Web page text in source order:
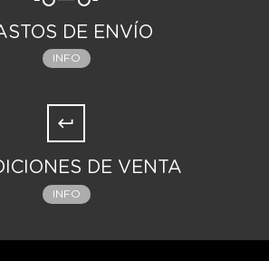
DE ENVÍO
INFO
DE VENTA
INFO